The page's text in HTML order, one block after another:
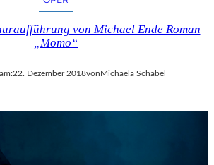
N
G
von Michael Ende Roman
„Momo“
22. Dezember 2018vonMichaela Schabel